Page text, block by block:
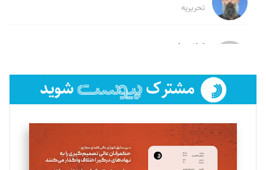
تحریریه
لیلا حنارود
فائزه فتحی رستمی
تحریریه
سروش کرمیان